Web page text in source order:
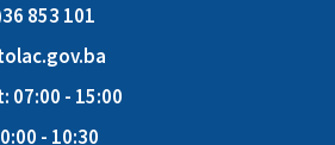
853 101
07:00 - 15:00
- 10:30